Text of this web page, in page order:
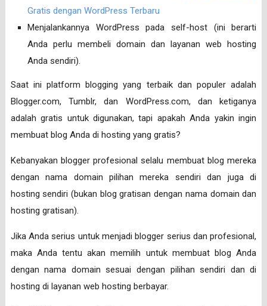
Gratis dengan WordPress Terbaru
Menjalankannya WordPress pada self-host (ini berarti
Anda perlu membeli domain dan layanan web hosting
Anda sendiri).
Saat ini platform blogging yang terbaik dan populer adalah
Blogger.com, Tumblr, dan WordPress.com, dan ketiganya
adalah gratis untuk digunakan, tapi apakah Anda yakin ingin
membuat blog Anda di hosting yang gratis?
Kebanyakan blogger profesional selalu membuat blog mereka
dengan nama domain pilihan mereka sendiri dan juga di
hosting sendiri (bukan blog gratisan dengan nama domain dan
hosting gratisan).
Jika Anda serius untuk menjadi blogger serius dan profesional,
maka Anda tentu akan memilih untuk membuat blog Anda
dengan nama domain sesuai dengan pilihan sendiri dan di
hosting di layanan web hosting berbayar.